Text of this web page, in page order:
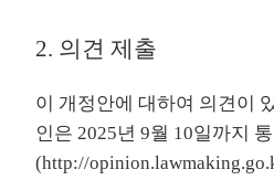
2. 의견 제출
이 개정안에 대하여 의견이
인은 2025년 9월 10일까지
(http://